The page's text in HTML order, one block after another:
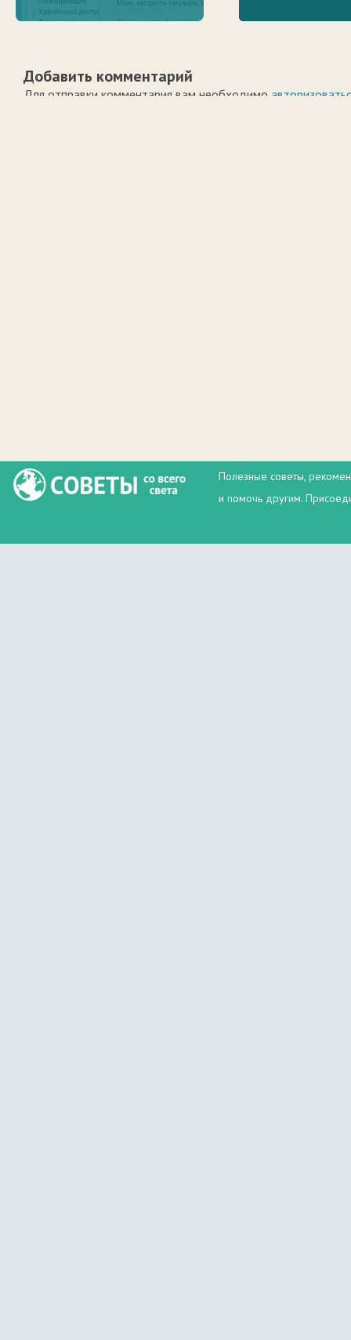
Добавить комментарий
Для отправки комментария вам необходимо
Полезные советы,
и помочь другим.